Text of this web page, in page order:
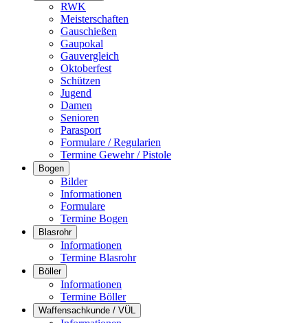
RWK
Meisterschaften
Gauschießen
Gaupokal
Gauvergleich
Oktoberfest
Schützen
Jugend
Damen
Senioren
Parasport
Formulare / Regularien
Termine Gewehr / Pistole
Bogen
Bilder
Informationen
Formulare
Termine Bogen
Blasrohr
Informationen
Termine Blasrohr
Böller
Informationen
Termine Böller
Waffensachkunde / VÜL